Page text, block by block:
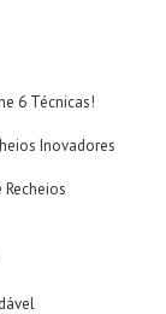
6 Técnicas!
Inovadores
Recheios